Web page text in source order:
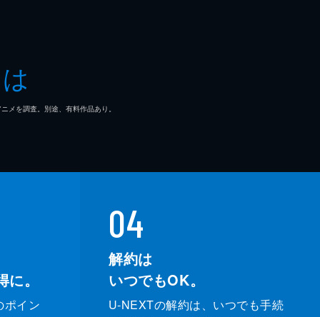
を調査。別途、有料作品あり。
。
ポイン
04
解約は
いつでもOK。
U-NEXTの解約は、いつでも手続